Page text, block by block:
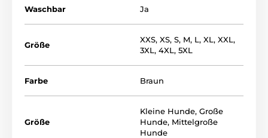
Waschbar Ja
Größe
XXS, XS, S, M, L, XL, XXL,
3XL, 4XL, 5XL
Farbe Braun
Größe
Kleine Hunde, Große
Hunde, Mittelgroße
Hunde